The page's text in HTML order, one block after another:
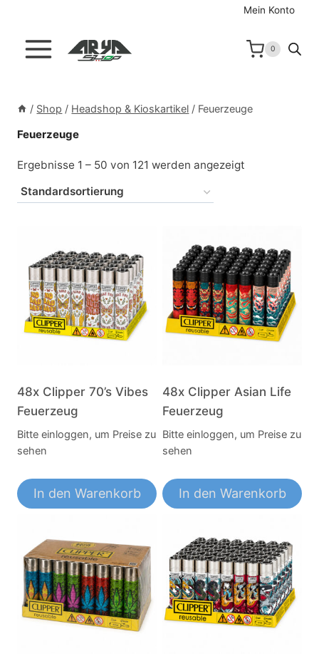
springen
Mein Konto
0
/ Shop / Headshop & Kioskartikel / Feuerzeuge
Feuerzeuge
Ergebnisse 1 – 50 von 121 werden angezeigt
48x Clipper 70’s Vibes
Feuerzeug
Bitte einloggen, um Preise zu
sehen
In den Warenkorb
48x Clipper Asian Life
Feuerzeug
Bitte einloggen, um Preise zu
sehen
In den Warenkorb